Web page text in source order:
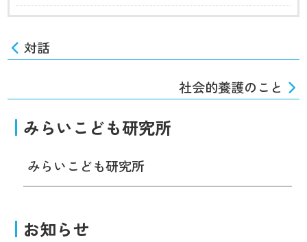
対話
社会的養護のこと
みらいこども研究所
みらいこども研究所
お知らせ